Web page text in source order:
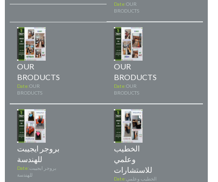
Date:OUR
BRODUCTS
OUR
BRODUCTS
Date:OUR
BRODUCTS
OUR
BRODUCTS
Date:OUR
BRODUCTS
بروجر ايجيبت
للهندسة
Date:بروجر ايجيبت
للهندسة
الخطيب
وعلمي
للاستشارات
Date:الخطيب وعلمي